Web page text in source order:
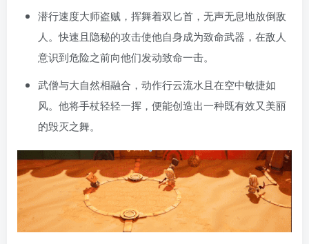
潜行速度大师盗贼，挥舞着双匕首，无声无息地放倒敌
人。快速且隐秘的攻击使他自身成为致命武器，在敌人
意识到危险之前向他们发动致命一击。
武僧与大自然相融合，动作行云流水且在空中敏捷如
风。他将手杖轻轻一挥，便能创造出一种既有效又美丽
的毁灭之舞。